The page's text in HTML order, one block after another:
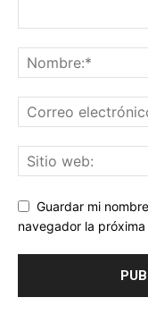
Guardar mi
navegador la